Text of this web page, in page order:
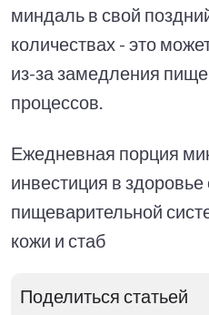
миндаль в свой
количествах - это
из-за замедления
процессов.
Ежедневная порция
инвестиция в здоровье
пищеварительной
кожи и стаб
Поделиться статьей